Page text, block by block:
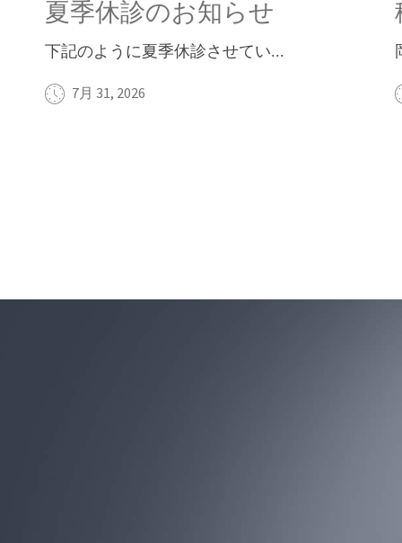
夏季休診のお知らせ
下記のように夏季休診させてい...
7月 31, 2026